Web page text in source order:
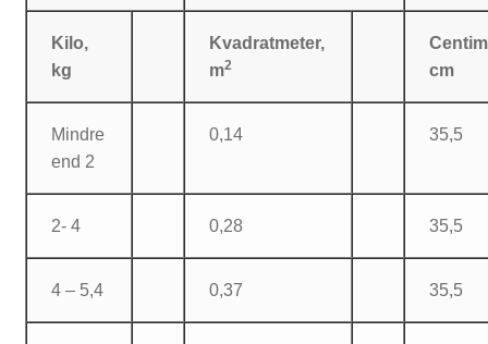
Kilo,
kg
Kvadratmeter,
m2
cm
Mindre
end 2
0,14 35,5
2- 4 0,28 35,5
4 – 5,4 0,37 35,5